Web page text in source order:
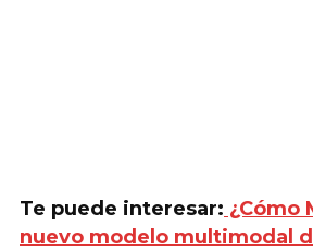
Te puede interesar: ¿Cómo
nuevo modelo multimodal